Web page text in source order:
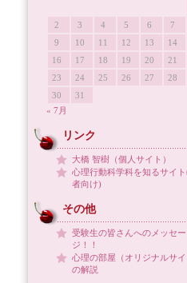
2
3 4 5 6 7
9
10 11 12 13 14
16
17 18 19 20 21
23
24 25 26 27 28
30
31
« 7月
リンク
大橋 智樹（個人サイト）
心理行動科学科を知るサイ
者向け)
その他
受験生の皆さんへのメッセー
ジ！！
心理の部屋（オリジナルサイ
の解説